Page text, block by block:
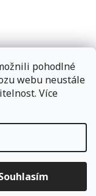
pohodlné
webu neustále
Více
práva vyhrazena.